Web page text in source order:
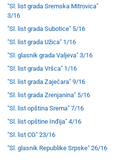
"Sl. list grada Sremska Mitrovica"
3/16
"Sl. list grada Subotice" 5/16
"Sl. list grada Užica" 1/16
"Sl. glasnik grada Valjeva" 3/16
"Sl. list grada Vršca" 1/16
"Sl. list grada Zaječara" 9/16
"Sl. list grada Zrenjanina" 5/16
"Sl. list opština Srema" 7/16
"Sl. list opštine Inđija" 4/16
"Sl. list CG" 23/16
"Sl. glasnik Republike Srpske" 26/16